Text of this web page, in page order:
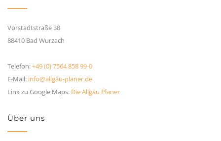
Vorstadtstraße 38
88410 Bad Wurzach
Telefon:+49 (0) 7564 858 99-0
E-Mail: info@allgäu-planer.de
Link zu Google Maps: Die Allgäu Planer
Über uns